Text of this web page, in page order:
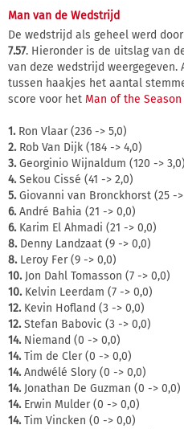
Man van de Wedstrijd
De wedstrijd als geheel werd
7.57. Hieronder is de uitslag van
van deze wedstrijd
tussen haakjes het aantal
score voor het Man of the Season
1.Ron Vlaar (236 -> 5,0)
2.Rob Van Dijk (184 -> 4,0)
3.Georginio Wijnaldum (120 -> 3,0)
4.Sekou Cissé (41 -> 2,0)
5.Giovanni van Bronckhorst (25 ->
6.André Bahia (21 -> 0,0)
6.Karim El Ahmadi (21 -> 0,0)
8.Denny Landzaat (9 -> 0,0)
8.Leroy Fer (9 -> 0,0)
10.Jon Dahl Tomasson (7 -> 0,0)
10.Kelvin Leerdam (7 -> 0,0)
12.Kevin Hofland (3 -> 0,0)
12.Stefan Babovic (3 -> 0,0)
14.Niemand (0 -> 0,0)
14.Tim de Cler (0 -> 0,0)
14.Andwélé Slory (0 -> 0,0)
14.Jonathan De Guzman (0 -> 0,0)
14.Erwin Mulder (0 -> 0,0)
14.Tim Vincken (0 -> 0,0)